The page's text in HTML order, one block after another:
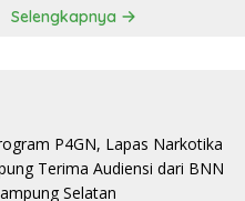
Selengkapnya